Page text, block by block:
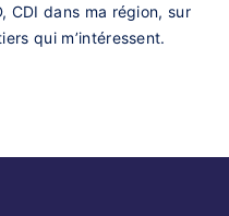
CDI dans ma région, sur
qui m’intéressent.